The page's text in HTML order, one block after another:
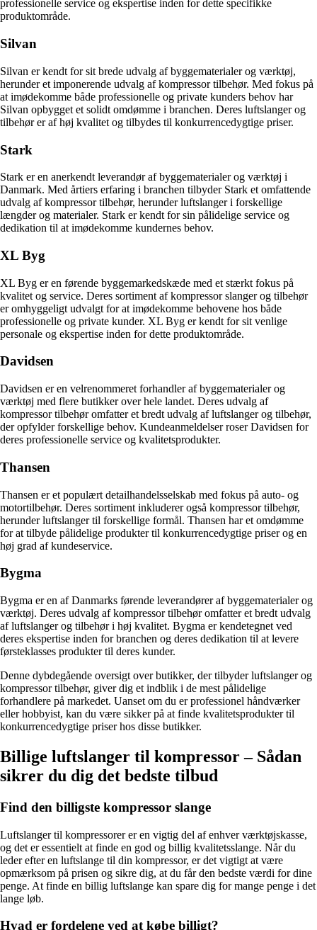
professionelle service og ekspertise inden for dette specifikke
produktområde.
Silvan
Silvan er kendt for sit brede udvalg af byggematerialer og værktøj,
herunder et imponerende udvalg af kompressor tilbehør. Med fokus på
at imødekomme både professionelle og private kunders behov har
Silvan opbygget et solidt omdømme i branchen. Deres luftslanger og
tilbehør er af høj kvalitet og tilbydes til konkurrencedygtige priser.
Stark
Stark er en anerkendt leverandør af byggematerialer og værktøj i
Danmark. Med årtiers erfaring i branchen tilbyder Stark et omfattende
udvalg af kompressor tilbehør, herunder luftslanger i forskellige
længder og materialer. Stark er kendt for sin pålidelige service og
dedikation til at imødekomme kundernes behov.
XL Byg
XL Byg er en førende byggemarkedskæde med et stærkt fokus på
kvalitet og service. Deres sortiment af kompressor slanger og tilbehør
er omhyggeligt udvalgt for at imødekomme behovene hos både
professionelle og private kunder. XL Byg er kendt for sit venlige
personale og ekspertise inden for dette produktområde.
Davidsen
Davidsen er en velrenommeret forhandler af byggematerialer og
værktøj med flere butikker over hele landet. Deres udvalg af
kompressor tilbehør omfatter et bredt udvalg af luftslanger og tilbehør,
der opfylder forskellige behov. Kundeanmeldelser roser Davidsen for
deres professionelle service og kvalitetsprodukter.
Thansen
Thansen er et populært detailhandelsselskab med fokus på auto- og
motortilbehør. Deres sortiment inkluderer også kompressor tilbehør,
herunder luftslanger til forskellige formål. Thansen har et omdømme
for at tilbyde pålidelige produkter til konkurrencedygtige priser og en
høj grad af kundeservice.
Bygma
Bygma er en af Danmarks førende leverandører af byggematerialer og
værktøj. Deres udvalg af kompressor tilbehør omfatter et bredt udvalg
af luftslanger og tilbehør i høj kvalitet. Bygma er kendetegnet ved
deres ekspertise inden for branchen og deres dedikation til at levere
førsteklasses produkter til deres kunder.
Denne dybdegående oversigt over butikker, der tilbyder luftslanger og
kompressor tilbehør, giver dig et indblik i de mest pålidelige
forhandlere på markedet. Uanset om du er professionel håndværker
eller hobbyist, kan du være sikker på at finde kvalitetsprodukter til
konkurrencedygtige priser hos disse butikker.
Billige luftslanger til kompressor – Sådan
sikrer du dig det bedste tilbud
Find den billigste kompressor slange
Luftslanger til kompressorer er en vigtig del af enhver værktøjskasse,
og det er essentielt at finde en god og billig kvalitetsslange. Når du
leder efter en luftslange til din kompressor, er det vigtigt at være
opmærksom på prisen og sikre dig, at du får den bedste værdi for dine
penge. At finde en billig luftslange kan spare dig for mange penge i det
lange løb.
Hvad er fordelene ved at købe billigt?